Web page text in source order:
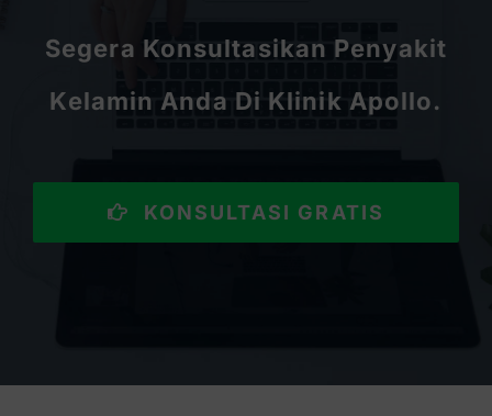
Segera Konsultasikan Penyakit
Kelamin Anda Di Klinik Apollo.
KONSULTASI GRATIS